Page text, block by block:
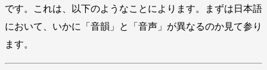
です。これは、以下のようなことによります。まずは日本語
において、いかに「音韻」と「音声」が異なるのか見て参り
ます。